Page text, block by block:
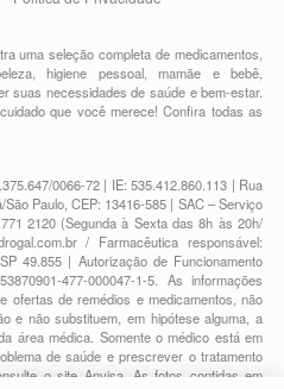
uma seleção completa demedicamentos
,higiene pessoal,mamãe e bebê
suas necessidades de saúde e bem-estar.
que você merece!Confira todas as
0066-72 | IE: 535.412.860.113 | Rua
Paulo, CEP: 13416-585 | SAC – Serviço
2120 (Segunda à Sexta das 8h às 20h/
/ Farmacêutica responsável:
49.855 | Autorização de Funcionamento
477-000047-1-5. As informações
ofertas de remédios e medicamentos, não
e não substituem, em hipótese alguma, a
área médica. Somente o médico está em
de saúde e prescrever o tratamento
o site Anvisa. As fotos contidas em